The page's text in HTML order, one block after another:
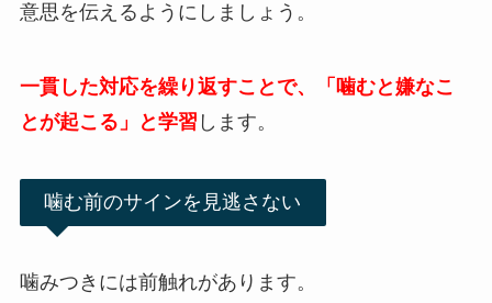
意思を伝えるようにしましょう。
一貫した対応を繰り返すことで、「噛むと嫌なこ
とが起こる」と学習 します。
噛む前のサインを見逃さない
噛みつきには前触れがあります。